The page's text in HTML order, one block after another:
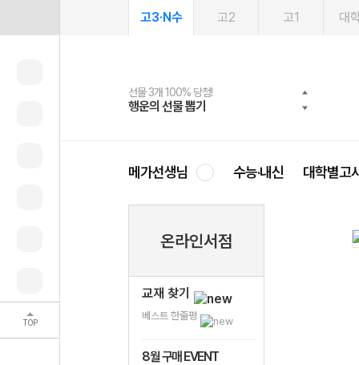
TOP
고3·N수 고2 고1 대
선물 3개 100% 당첨!
행운의 선물 뽑기
선물 100% 증정!
메가스터디 X 올리브
여름방학 스터디 캐시백
메가런 썸머스쿨
2027 러셀 단과
강사 공개선발
스마트러닝앱
설문 EVENT
메가패스
3일 무료 체험권
메가패스 수강생 무료혜택!
메가클럽 멤버십
사회공헌 캠페인
희망이룸 메가나눔
메가선생님 수능·내신 대학별고
온라인서점
교재 찾기
베스트 한줄평
8월 구매 EVENT